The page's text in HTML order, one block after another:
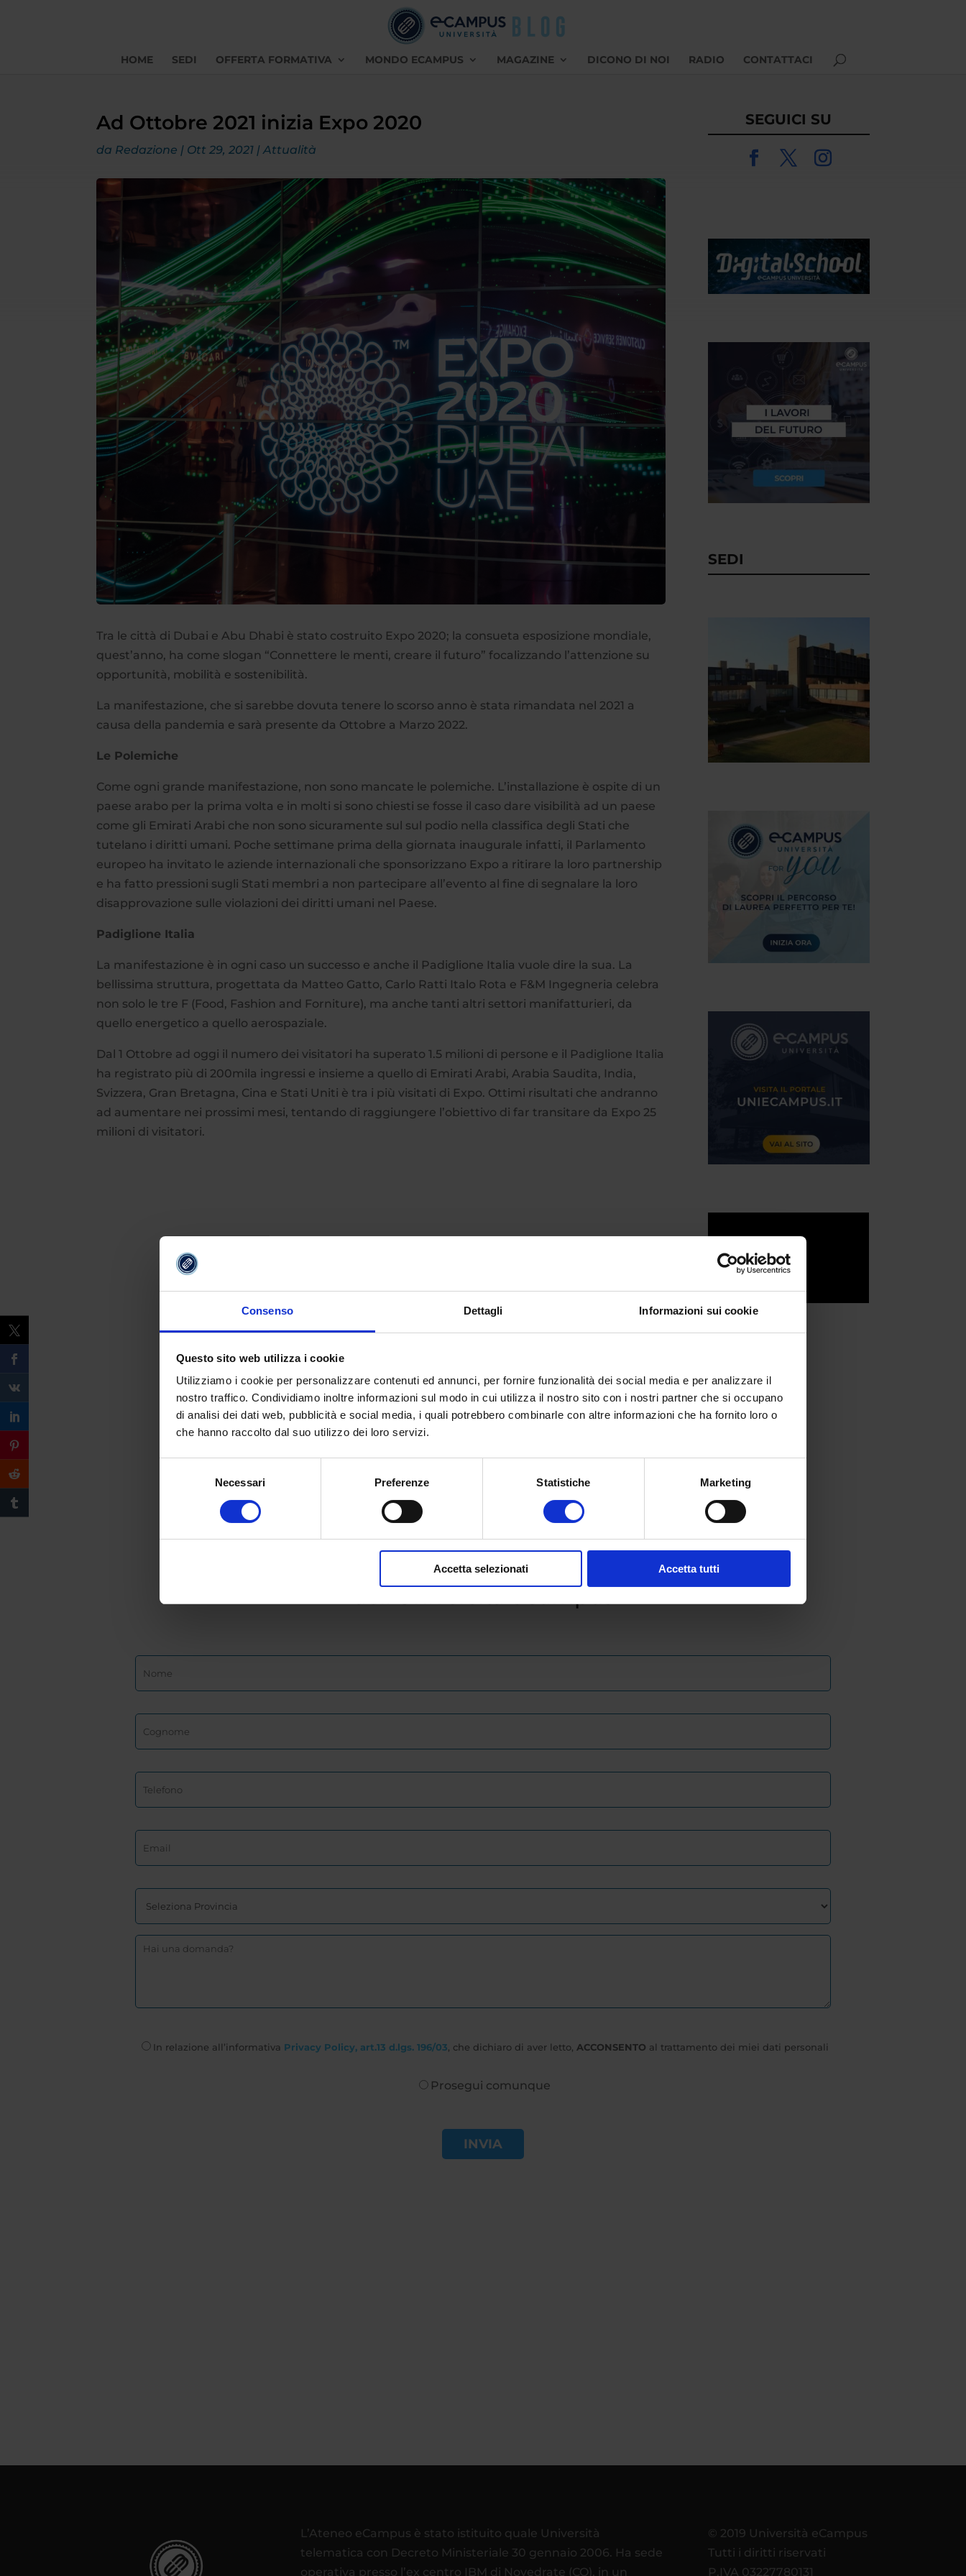
Consenso Dettagli Informazioni sui cookie
Questo sito web utilizza i cookie
Utilizziamo i cookie per personalizzare contenuti ed annunci, per fornire funzionalità dei social media e per analizzare il
nostro traffico. Condividiamo inoltre informazioni sul modo in cui utilizza il nostro sito con i nostri partner che si occupano
di analisi dei dati web, pubblicità e social media, i quali potrebbero combinarle con altre informazioni che ha fornito loro o
che hanno raccolto dal suo utilizzo dei loro servizi.
Necessari Preferenze Statistiche Marketing
Accetta selezionati Accetta tutti
HOME SEDI OFFERTA FORMATIVA MONDO ECAMPUS MAGAZINE DICONO DI NOI RADIO CONTATTACI
Ad Ottobre 2021 inizia Expo 2020
da Redazione | Ott 29, 2021 |Attualità
Tra le città di Dubai e Abu Dhabi è stato costruito Expo 2020; la consueta esposizione mondiale,
quest’anno, ha come slogan “Connettere le menti, creare il futuro” focalizzando l’attenzione su
opportunità, mobilità e sostenibilità.
La manifestazione, che si sarebbe dovuta tenere lo scorso anno è stata rimandata nel 2021 a
causa della pandemia e sarà presente da Ottobre a Marzo 2022.
Le Polemiche
Come ogni grande manifestazione, non sono mancate le polemiche. L’installazione è ospite di un
paese arabo per la prima volta e in molti si sono chiesti se fosse il caso dare visibilità ad un paese
come gli Emirati Arabi che non sono sicuramente sul sul podio nella classifica degli Stati che
tutelano i diritti umani. Poche settimane prima della giornata inaugurale infatti, il Parlamento
europeo ha invitato le aziende internazionali che sponsorizzano Expo a ritirare la loro partnership
e ha fatto pressioni sugli Stati membri a non partecipare all’evento al fine di segnalare la loro
disapprovazione sulle violazioni dei diritti umani nel Paese.
Padiglione Italia
La manifestazione è in ogni caso un successo e anche il Padiglione Italia vuole dire la sua. La
bellissima struttura, progettata da Matteo Gatto, Carlo Ratti Italo Rota e F&M Ingegneria celebra
non solo le tre F (Food, Fashion and Forniture), ma anche tanti altri settori manifatturieri, da
quello energetico a quello aerospaziale.
Dal 1 Ottobre ad oggi il numero dei visitatori ha superato 1.5 milioni di persone e il Padiglione Italia
ha registrato più di 200mila ingressi e insieme a quello di Emirati Arabi, Arabia Saudita, India,
Svizzera, Gran Bretagna, Cina e Stati Uniti è tra i più visitati di Expo. Ottimi risultati che andranno
ad aumentare nei prossimi mesi, tentando di raggiungere l’obiettivo di far transitare da Expo 25
milioni di visitatori.
SEGUICI SU
SEDI
Compila il form e richiedi informazioni sull’offerta formativa
dell’Università eCampus
In relazione all’informativa Privacy Policy, art.13 d.lgs. 196/03 , che dichiaro di aver letto, ACCONSENTO al trattamento dei miei dati personali
Prosegui comunque
L’Ateneo eCampus è stato istituito quale Università
telematica con Decreto Ministeriale 30 gennaio 2006. Ha sede
operativa presso l’ex centro IBM di Novedrate (CO), in un
© 2019 Università eCampus
Tutti i diritti riservati
P.IVA 03227780131